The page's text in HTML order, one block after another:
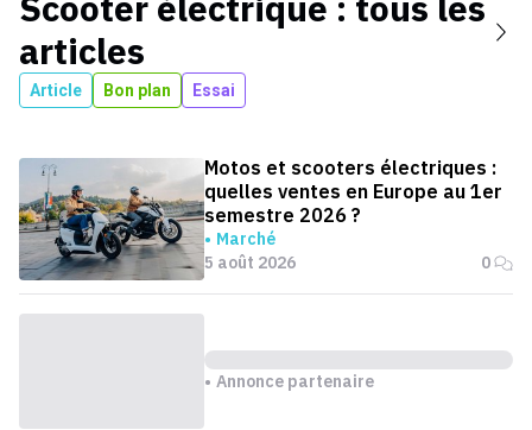
articles
Article Bon plan Essai
Motos et scooters électriques :
quelles ventes en Europe au 1er
semestre 2026 ?
Marché
5 août 2026
0
Annonce partenaire